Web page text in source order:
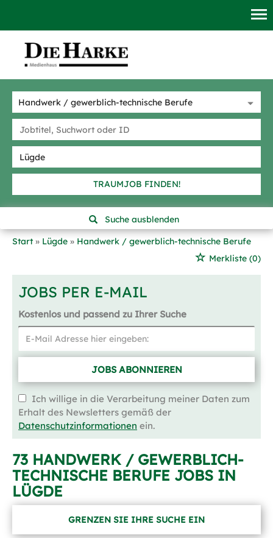
TRAUMJOB FINDEN!
Suche ausblenden
Start
Lügde
Handwerk / gewerblich-technische Berufe
Merkliste (0)
JOBS PER E-MAIL
Kostenlos und passend zu Ihrer Suche
JOBS ABONNIEREN
Ich willige in die Verarbeitung meiner Daten zum
Erhalt des Newsletters gemäß der
Datenschutzinformationen ein.
73 HANDWERK / GEWERBLICH-
TECHNISCHE BERUFE JOBS IN
LÜGDE
GRENZEN SIE IHRE SUCHE EIN